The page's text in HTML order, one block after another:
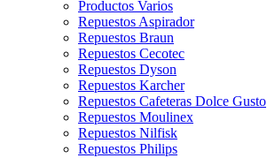
Productos Varios
Repuestos Aspirador
Repuestos Braun
Repuestos Cecotec
Repuestos Dyson
Repuestos Karcher
Repuestos Cafeteras Dolce Gusto
Repuestos Moulinex
Repuestos Nilfisk
Repuestos Philips